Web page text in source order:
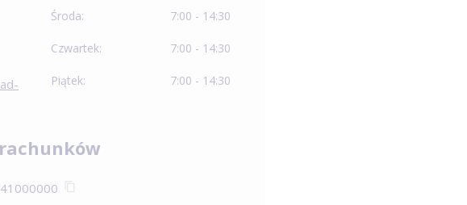
Środa: 7:00 - 14:30
Czwartek: 7:00 - 14:30
Piątek: 7:00 - 14:30